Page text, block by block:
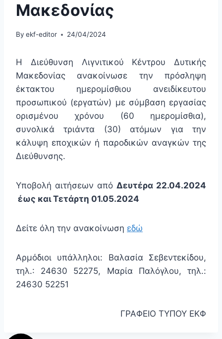
Μακεδονίας
By ekf-editor 24/04/2024
Η Διεύθυνση Λιγνιτικού Κέντρου Δυτικής
Μακεδονίας ανακοίνωσε την πρόσληψη
έκτακτου ημερομίσθιου ανειδίκευτου
προσωπικού (εργατών) με σύμβαση εργασίας
ορισμένου χρόνου (60 ημερομίσθια),
συνολικά τριάντα (30) ατόμων για την
κάλυψη εποχικών ή παροδικών αναγκών της
Διεύθυνσης.
Υποβολή αιτήσεων από Δευτέρα 22.04.2024
έως και Τετάρτη 01.05.2024
Δείτε όλη την ανακοίνωση εδώ
Αρμόδιοι υπάλληλοι: Βαλασία Σεβεντεκίδου,
τηλ.: 24630 52275, Μαρία Παλόγλου, τηλ.:
24630 52251
ΓΡΑΦΕΙΟ ΤΥΠΟΥ ΕΚΦ